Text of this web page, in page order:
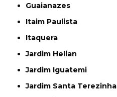
Guaianazes
Itaim Paulista
Itaquera
Jardim Helian
Jardim Iguatemi
Jardim Santa Terezinha